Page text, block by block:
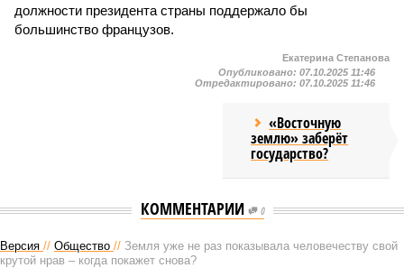
должности президента страны поддержало бы
большинство французов.
Екатерина Степанова
Опубликовано: 07.10.2025 11:46
Отредактировано: 07.10.2025 11:46
«Восточную
землю» заберёт
государство?
КОММЕНТАРИИ 0
Версия // Общество // Земля уже не раз показывала человечеству свой
крутой нрав – когда покажет снова?